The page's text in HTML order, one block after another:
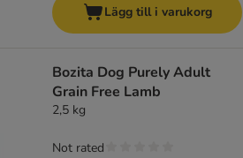
Lägg till i varukorg
Bozita Dog Purely Adult
Grain Free Lamb
2,5 kg
Not rated